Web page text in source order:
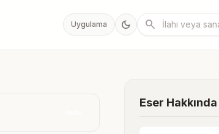
Uygulama dark_mode search
Eser Hakkında